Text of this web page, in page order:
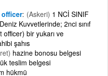
officer (Askeri) 1 NCİ SINIF
Kuvvetlerinde; 2nci sınıf
officer) bir yukarı ve
şahıs
hazine bonosu belgesi
teslim belgesi
hükmü